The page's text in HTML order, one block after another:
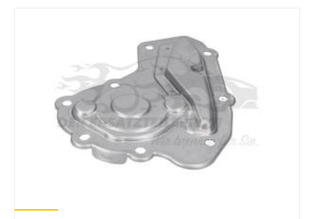
Skoda Ersatzteile
Smart Ersatzteile
Suzuki Ersatzteile